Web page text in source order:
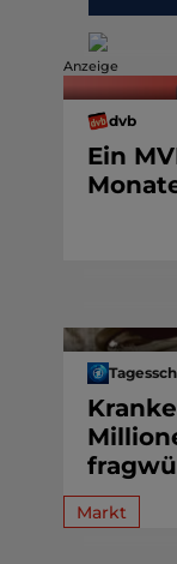
Anzeige
dvb
Ein
Markt